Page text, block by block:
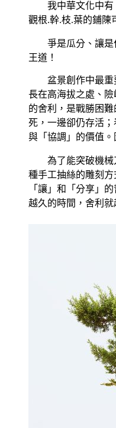
我中華文化中
觀根.幹.枝.葉的鋪陳
爭是瓜分、讓
王道！
盆景創作中最
長在高海拔之處、
的舍利，是戰勝困
死，一邊卻仍存活
與「協調」的價值
為了能突破機
種手工抽絲的雕刻
「讓」和「分享」
越久的時間，舍利